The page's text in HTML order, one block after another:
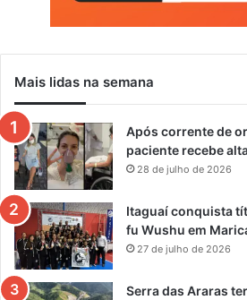
c
m
e
t
o
Mais lidas na semana
Após corrente de
paciente recebe
28 de julho de 2026
Itaguaí conquista
fu Wushu em
27 de julho de 2026
Serra das Araras